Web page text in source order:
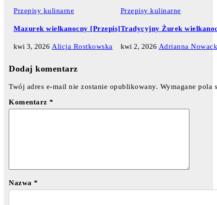
Przepisy kulinarne
Mazurek wielkanocny [Przepis]
kwi 3, 2026 Alicja Rostkowska
Przepisy kulinarne
Tradycyjny Żurek
kwi 2, 2026 Adrianna
Dodaj komentarz
Twój adres e-mail nie zostanie opublikowany. Wymagane pola
Komentarz *
Nazwa *